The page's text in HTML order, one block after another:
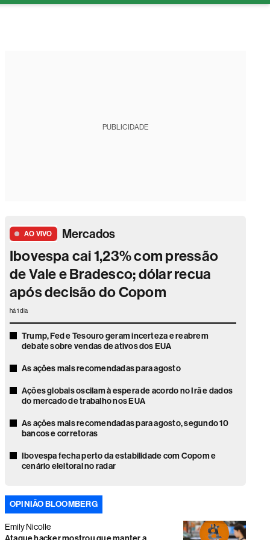
PUBLICIDADE
AO VIVO Mercados
Ibovespa cai 1,23% com pressão
de Vale e Bradesco; dólar recua
após decisão do Copom
há 1 dia
Trump, Fed e Tesouro geram incerteza e reabrem
debate sobre vendas de ativos dos EUA
As ações mais recomendadas para agosto
Ações globais oscilam à espera de acordo no Irã e dados
do mercado de trabalho nos EUA
As ações mais recomendadas para agosto, segundo 10
bancos e corretoras
Ibovespa fecha perto da estabilidade com Copom e
cenário eleitoral no radar
OPINIÃO BLOOMBERG
Emily Nicolle